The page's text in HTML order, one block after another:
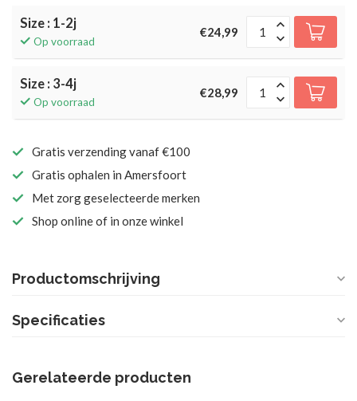
Size : 1-2j
Op voorraad
€24,99
Size : 3-4j
Op voorraad
€28,99
Gratis verzending vanaf €100
Gratis ophalen in Amersfoort
Met zorg geselecteerde merken
Shop online of in onze winkel
Productomschrijving
Specificaties
Gerelateerde producten